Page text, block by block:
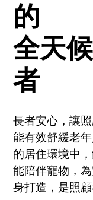
your
cart
的
全天
者
長者安心，讓
能有效舒緩老
的居住環境中
能陪伴寵物，
身打造，是照顧